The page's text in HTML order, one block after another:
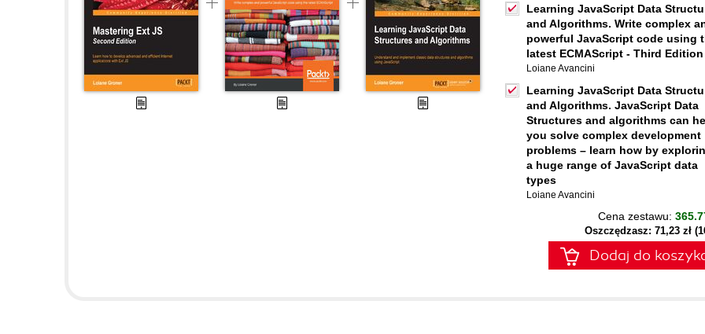
Learning JavaScript Data
and Algorithms. Write complex
powerful JavaScript code using
latest ECMAScript - Third Edition
Loiane Avancini
Learning JavaScript Data
and Algorithms. JavaScript Data
Structures and algorithms can
you solve complex development
problems – learn how by
a huge range of JavaScript data
types
Loiane Avancini
Cena zestawu:
Oszczędzasz: 71,23 zł
Dodaj do